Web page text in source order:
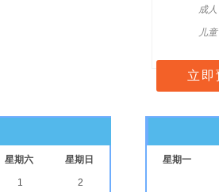
成人
儿童
星期六 星期日
1 2
星期一